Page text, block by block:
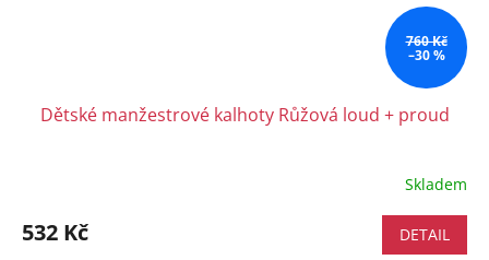
760 Kč
–30 %
Dětské manžestrové kalhoty Růžová loud + proud
Skladem
532 Kč DETAIL